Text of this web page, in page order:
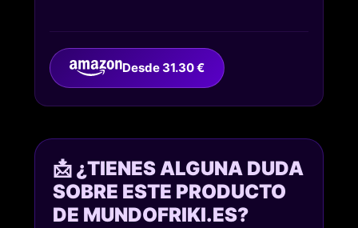
Desde 31.30 €
📩 ¿TIENES ALGUNA DUDA
SOBRE ESTE PRODUCTO
DE MUNDOFRIKI.ES?